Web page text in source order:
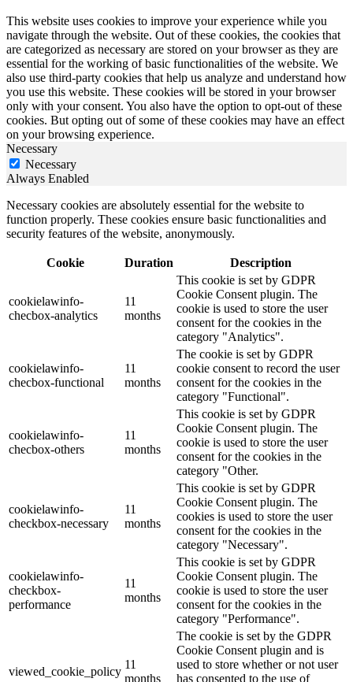
This website uses cookies to improve your experience while you
navigate through the website. Out of these cookies, the cookies that
are categorized as necessary are stored on your browser as they are
essential for the working of basic functionalities of the website. We
also use third-party cookies that help us analyze and understand how
you use this website. These cookies will be stored in your browser
only with your consent. You also have the option to opt-out of these
cookies. But opting out of some of these cookies may have an effect
on your browsing experience.
Necessary
Necessary
Always Enabled
Necessary cookies are absolutely essential for the website to
function properly. These cookies ensure basic functionalities and
security features of the website, anonymously.
Cookie Duration Description
cookielawinfo-
checbox-analytics
11
months
This cookie is set by GDPR
Cookie Consent plugin. The
cookie is used to store the user
consent for the cookies in the
category "Analytics".
cookielawinfo-
checbox-functional
11
months
The cookie is set by GDPR
cookie consent to record the user
consent for the cookies in the
category "Functional".
cookielawinfo-
checbox-others
11
months
This cookie is set by GDPR
Cookie Consent plugin. The
cookie is used to store the user
consent for the cookies in the
category "Other.
cookielawinfo-
checkbox-necessary
11
months
This cookie is set by GDPR
Cookie Consent plugin. The
cookies is used to store the user
consent for the cookies in the
category "Necessary".
cookielawinfo-
checkbox-
performance
11
months
This cookie is set by GDPR
Cookie Consent plugin. The
cookie is used to store the user
consent for the cookies in the
category "Performance".
viewed_cookie_policy
11
months
The cookie is set by the GDPR
Cookie Consent plugin and is
used to store whether or not user
has consented to the use of